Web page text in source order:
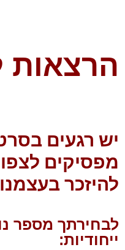
הרצאות
יש רגעים
מפסיקים
להיזכר
לבחירתך מספר
ייחודיות: